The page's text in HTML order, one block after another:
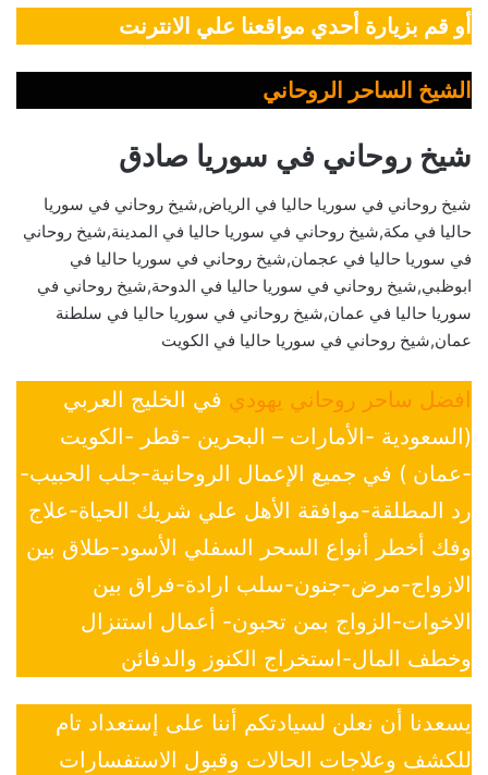
أو قم بزيارة أحدي مواقعنا علي الانترنت
الشيخ الساحر الروحاني
شيخ روحاني في سوريا صادق
شيخ روحاني في سوريا حاليا في الرياض,شيخ روحاني في سوريا
حاليا في مكة,شيخ روحاني في سوريا حاليا في المدينة,شيخ روحاني
في سوريا حاليا في عجمان,شيخ روحاني في سوريا حاليا في
ابوظبي,شيخ روحاني في سوريا حاليا في الدوحة,شيخ روحاني في
سوريا حاليا في عمان,شيخ روحاني في سوريا حاليا في سلطنة
عمان,شيخ روحاني في سوريا حاليا في الكويت
افضل ساحر روحاني يهودي في الخليج العربي
(السعودية -الأمارات – البحرين -قطر -الكويت
-عمان ) في جميع الإعمال الروحانية-جلب الحبيب-
رد المطلقة-موافقة الأهل علي شريك الحياة-علاج
وفك أخطر أنواع السحر السفلي الأسود-طلاق بين
الازواج-مرض-جنون-سلب ارادة-فراق بين
الاخوات-الزواج بمن تحبون- أعمال استنزال
وخطف المال-استخراج الكنوز والدفائن
يسعدنا أن نعلن لسيادتكم أننا على إستعداد تام
للكشف وعلاجات الحالات وقبول الاستفسارات